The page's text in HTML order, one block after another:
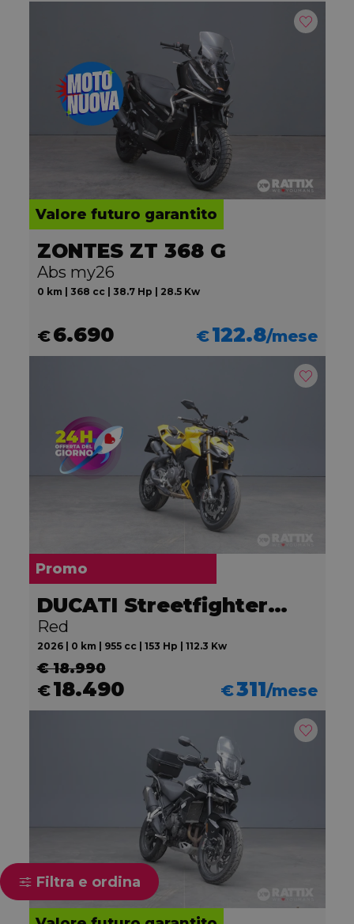
Valore futuro garantito
ZONTES ZT 368 G
Abs my26
0 km | 368 cc | 38.7 Hp | 28.5 Kw
€6.690 €122.8/mese
Promo
DUCATI Streetfighter V2
Red
2026 | 0 km | 955 cc | 153 Hp | 112.3 Kw
€ 18.990
€18.490 €311/mese
Filtra e ordina